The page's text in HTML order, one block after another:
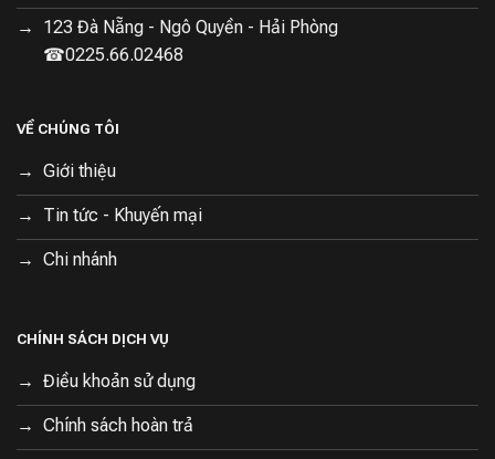
123 Đà Nẵng - Ngô Quyền - Hải Phòng
☎0225.66.02468
VỀ CHÚNG TÔI
Giới thiệu
Tin tức - Khuyến mại
Chi nhánh
CHÍNH SÁCH DỊCH VỤ
Điều khoản sử dụng
Chính sách hoàn trả